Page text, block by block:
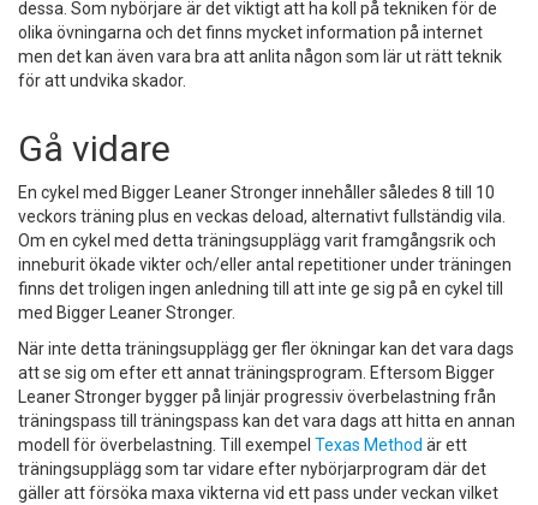
dessa. Som nybörjare är det viktigt att ha koll på tekniken för de
olika övningarna och det finns mycket information på internet
men det kan även vara bra att anlita någon som lär ut rätt teknik
för att undvika skador.
Gå vidare
En cykel med Bigger Leaner Stronger innehåller således 8 till 10
veckors träning plus en veckas deload, alternativt fullständig vila.
Om en cykel med detta träningsupplägg varit framgångsrik och
inneburit ökade vikter och/eller antal repetitioner under träningen
finns det troligen ingen anledning till att inte ge sig på en cykel till
med Bigger Leaner Stronger.
När inte detta träningsupplägg ger fler ökningar kan det vara dags
att se sig om efter ett annat träningsprogram. Eftersom Bigger
Leaner Stronger bygger på linjär progressiv överbelastning från
träningspass till träningspass kan det vara dags att hitta en annan
modell för överbelastning. Till exempel Texas Method är ett
träningsupplägg som tar vidare efter nybörjarprogram där det
gäller att försöka maxa vikterna vid ett pass under veckan vilket